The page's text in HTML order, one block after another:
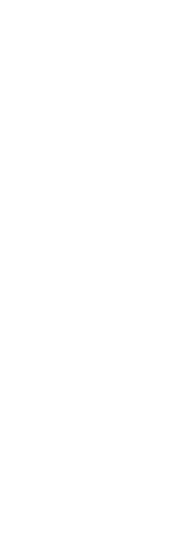
하여 주시기 바랍니다
부동산투자신탁9-2호_